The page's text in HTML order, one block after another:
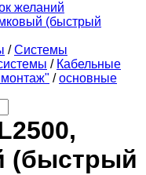
желаний
/ Системы
/ Кабельные
/ основные
(быстрый